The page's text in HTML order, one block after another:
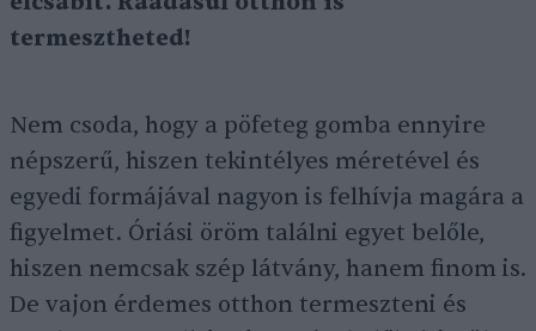
termesztheted!
Nem csoda, hogy a pöfeteg gomba ennyire
népszerű, hiszen tekintélyes méretével és
egyedi formájával nagyon is felhívja magára a
figyelmet. Óriási öröm találni egyet belőle,
hiszen nemcsak szép látvány, hanem finom is.
De vajon érdemes otthon termeszteni és